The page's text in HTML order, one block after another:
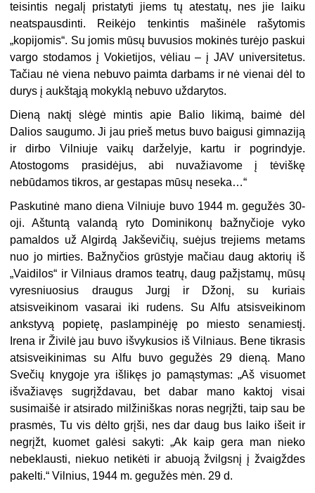
teisintis negalį pristatyti jiems tų atestatų, nes jie laiku
neatspausdinti. Reikėjo tenkintis mašinėle rašytomis
„kopijomis“. Su jomis mūsų buvusios mokinės turėjo paskui
vargo stodamos į Vokietijos, vėliau – į JAV universitetus.
Tačiau nė viena nebuvo paimta darbams ir nė vienai dėl to
durys į aukštąją mokyklą nebuvo uždarytos.
Dieną naktį slėgė mintis apie Balio likimą, baimė dėl
Dalios saugumo. Ji jau prieš metus buvo baigusi gimnaziją
ir dirbo Vilniuje vaikų darželyje, kartu ir pogrindyje.
Atostogoms prasidėjus, abi nuvažiavome į tėviškę
nebūdamos tikros, ar gestapas mūsų neseka…“
Paskutinė mano diena Vilniuje buvo 1944 m. gegužės 30-
oji. Aštuntą valandą ryto Dominikonų bažnyčioje vyko
pamaldos už Algirdą Jakševičių, suėjus trejiems metams
nuo jo mirties. Bažnyčios grūstyje mačiau daug aktorių iš
„Vaidilos“ ir Vilniaus dramos teatrų, daug pažįstamų, mūsų
vyresniuosius draugus Jurgį ir Džonį, su kuriais
atsisveikinom vasarai iki rudens. Su Alfu atsisveikinom
ankstyvą popietę, paslampinėję po miesto senamiestį.
Irena ir Živilė jau buvo išvykusios iš Vilniaus. Bene tikrasis
atsisveikinimas su Alfu buvo gegužės 29 dieną. Mano
Svečių knygoje yra išlikęs jo pamąstymas: „Aš visuomet
išvažiavęs sugrįždavau, bet dabar mano kaktoj visai
susimaišė ir atsirado milžiniškas noras negrįžti, taip sau be
prasmės, Tu vis dėlto grįši, nes dar daug bus laiko išeit ir
negrįžt, kuomet galėsi sakyti: „Ak kaip gera man nieko
nebeklausti, niekuo netikėti ir abuoją žvilgsnį į žvaigždes
pakelti.“ Vilnius, 1944 m. gegužės mėn. 29 d.